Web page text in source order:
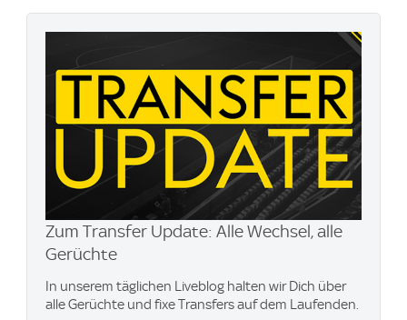
Zum Transfer Update: Alle Wechsel, alle
Gerüchte
In unserem täglichen Liveblog halten wir Dich über
alle Gerüchte und fixe Transfers auf dem Laufenden.